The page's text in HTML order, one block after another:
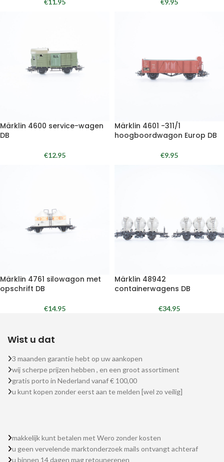
€11.95 €9.95
Märklin 4600 service-wagen
DB
€12.95
Märklin 4601 -311/1
hoogboordwagon Europ DB
€9.95
Märklin 4761 silowagon met
opschrift DB
€14.95
Märklin 48942
containerwagens DB
€34.95
Wist u dat
3 maanden garantie hebt op uw aankopen
wij scherpe prijzen hebben , en een groot assortiment
gratis porto in Nederland vanaf € 100,00
u kunt kopen zonder eerst aan te melden [wel zo veilig]
makkelijk kunt betalen met Wero zonder kosten
u geen vervelende marktonderzoek mails ontvangt achteraf
u binnen 14 dagen mag retounerenen